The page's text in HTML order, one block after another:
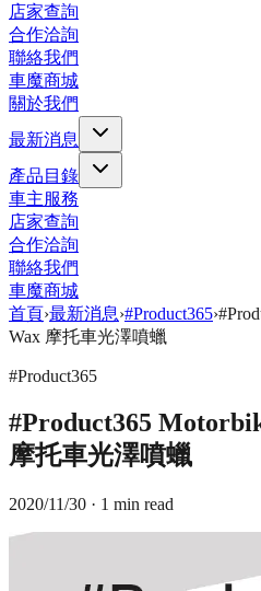
店家查詢
合作洽詢
聯絡我們
車魔商城
關於我們
最新消息
產品目錄
車主服務
店家查詢
合作洽詢
聯絡我們
車魔商城
首頁›最新消息›#Product365›
Wax 摩托車光澤噴蠟
#Product365
#Product365
摩托車光澤噴蠟
2020/11/30 · 1 min read